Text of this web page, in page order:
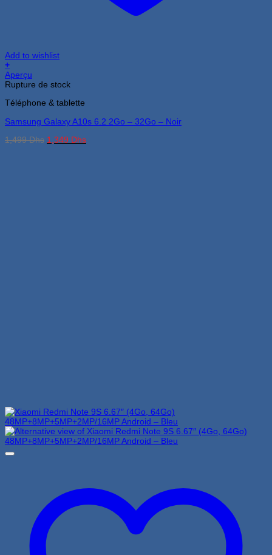
Add to wishlist
+
Aperçu
Rupture de stock
Téléphone & tablette
Samsung Galaxy A10s 6.2 2Go – 32Go – Noir
1,499Dhs Le
1,349 DhsLe